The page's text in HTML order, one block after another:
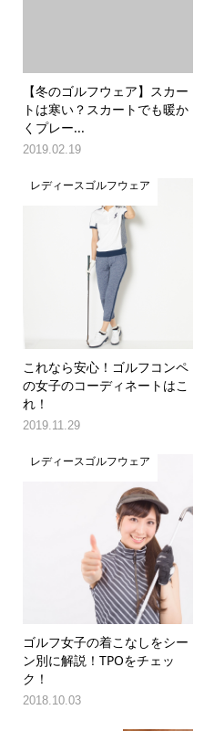
【冬のゴルフウェア】スカー
トは寒い？スカートでも暖か
くプレー...
2019.02.19
レディースゴルフウェア
これなら安心！ゴルフコンペ
の女子のコーディネートはこ
れ！
2019.11.29
レディースゴルフウェア
ゴルフ女子の着こなしをシー
ン別に解説！TPOをチェッ
ク！
2018.10.03